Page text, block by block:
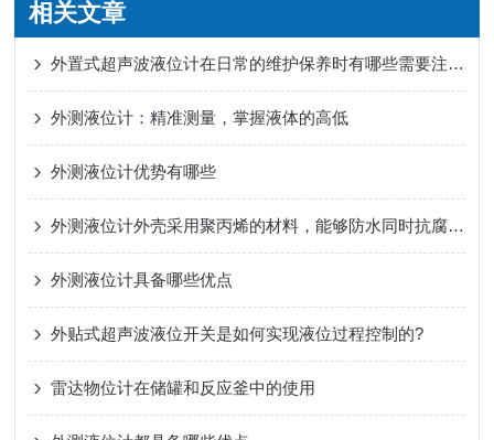
相关文章
外置式超声波液位计在日常的维护保养时有哪些需要注意的地方？
外测液位计：精准测量，掌握液体的高低
外测液位计优势有哪些
外测液位计外壳采用聚丙烯的材料，能够防水同时抗腐蚀，抗生锈
外测液位计具备哪些优点
外贴式超声波液位开关是如何实现液位过程控制的?
雷达物位计在储罐和反应釜中的使用